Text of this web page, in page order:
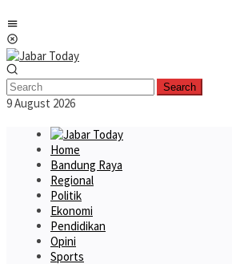
to
content
Search
9 August 2026
Home
Bandung Raya
Regional
Politik
Ekonomi
Pendidikan
Opini
Sports